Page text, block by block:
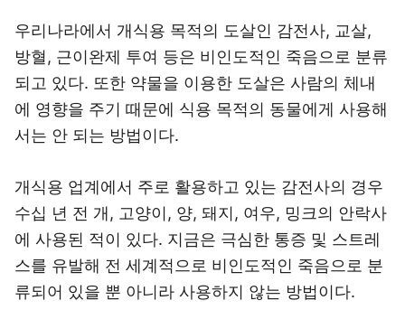
우리나라에서 개식용 목적의 도살인 감전사, 교살,
방혈, 근이완제 투여 등은 비인도적인 죽음으로 분류
되고 있다. 또한 약물을 이용한 도살은 사람의 체내
에 영향을 주기 때문에 식용 목적의 동물에게 사용해
서는 안 되는 방법이다.
개식용 업계에서 주로 활용하고 있는 감전사의 경우
수십 년 전 개, 고양이, 양, 돼지, 여우, 밍크의 안락사
에 사용된 적이 있다. 지금은 극심한 통증 및 스트레
스를 유발해 전 세계적으로 비인도적인 죽음으로 분
류되어 있을 뿐 아니라 사용하지 않는 방법이다.